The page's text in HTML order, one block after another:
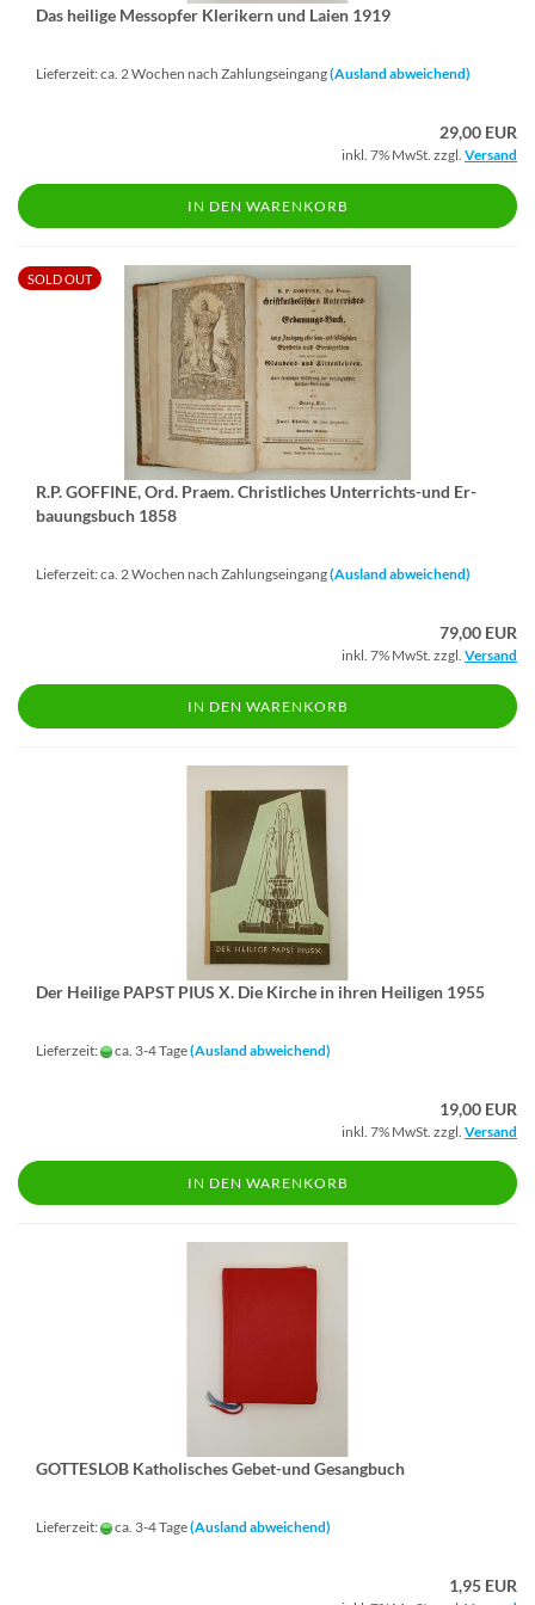
Das hei­li­ge Mess­op­fer Kle­ri­kern und Laien 1919
Lieferzeit: ca. 2 Wochen nach Zahlungseingang(Ausland abweichend)
29,00 EUR
inkl. 7% MwSt. zzgl. Versand
IN DEN WARENKORB
SOLD OUT
R.P. GOFFI­NE, Ord. Praem. Christ­li­ches Unterrichts-​​und Er­
bau­ungs­buch 1858
Lieferzeit: ca. 2 Wochen nach Zahlungseingang(Ausland abweichend)
79,00 EUR
inkl. 7% MwSt. zzgl. Versand
IN DEN WARENKORB
Der Hei­li­ge PAPST PIUS X. Die Kir­che in ihren Hei­li­gen 1955
Lieferzeit: ca. 3-4 Tage(Ausland abweichend)
19,00 EUR
inkl. 7% MwSt. zzgl. Versand
IN DEN WARENKORB
GOT­TES­LOB Ka­tho­li­sches Gebet-​​und Ge­sang­buch
Lieferzeit: ca. 3-4 Tage(Ausland abweichend)
1,95 EUR